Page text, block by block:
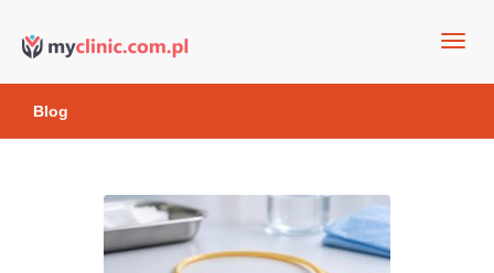
Kosmetyki antyoksydacyjne
Blog